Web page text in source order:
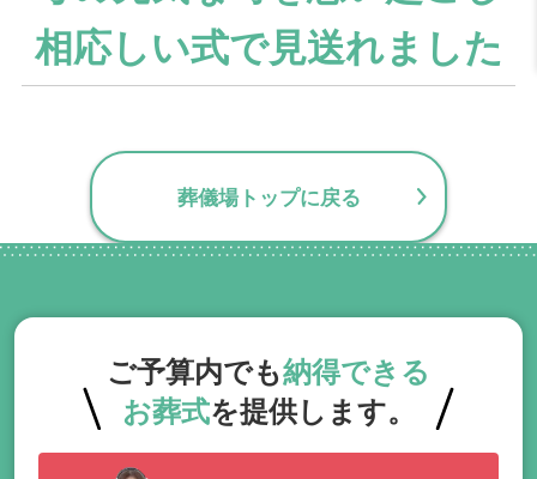
相応しい式で見送れました
葬儀場トップに戻る
ご予算内でも納得できる
お葬式を提供します。